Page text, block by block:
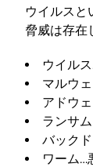
ウイルスと
脅威は存在
ウイル
マルウ
アドウ
ランサ
バック
ワーム…